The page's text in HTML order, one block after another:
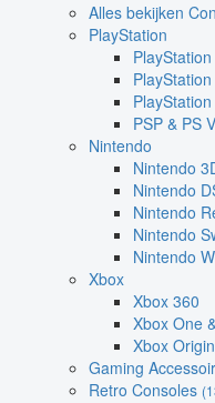
Alles bekijken
PlayStation
PlayStation
PSP & PS
Nintendo
Nintendo
Nintendo
Nintendo
Nintendo
Nintendo
Xbox
Xbox 360
Xbox One
Xbox
Gaming
Retro Consoles